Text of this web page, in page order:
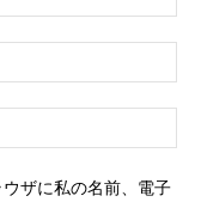
前
メ
ー
ェ
ザに私の名前、電子